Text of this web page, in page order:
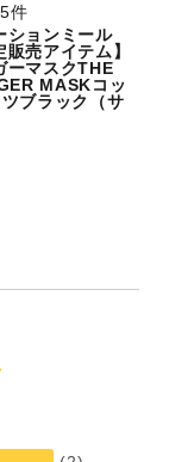
件
ションミール
販売アイテム】
ーマスクTHE
MASKコッ
ツブラック（サ